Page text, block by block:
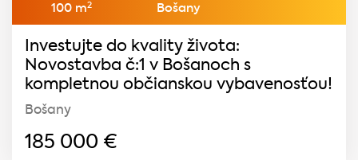
100 m2 Bošany
Investujte do kvality života:
Novostavba č:1 v Bošanoch s
kompletnou občianskou vybavenosťou!
Bošany
185 000 €